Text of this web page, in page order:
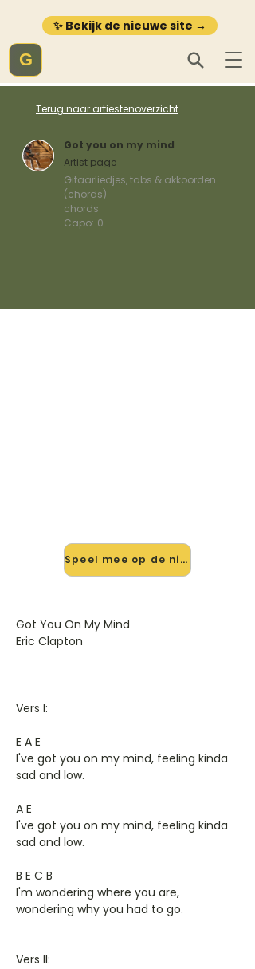
✨ Bekijk de nieuwe site →
G
Terug naar artiestenoverzicht
Got you on my mind
Artist page
Gitaarliedjes, tabs & akkoorden
(chords)
chords
Capo: 0
Speel mee op de nieuwe site →
Got You On My Mind
Eric Clapton
Vers I:
E A E
I've got you on my mind, feeling kinda
sad and low.
A E
I've got you on my mind, feeling kinda
sad and low.
B E C B
I'm wondering where you are,
wondering why you had to go.
Vers II: